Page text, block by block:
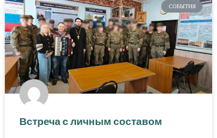
СОБЫТИЯ
Встреча с личным составом